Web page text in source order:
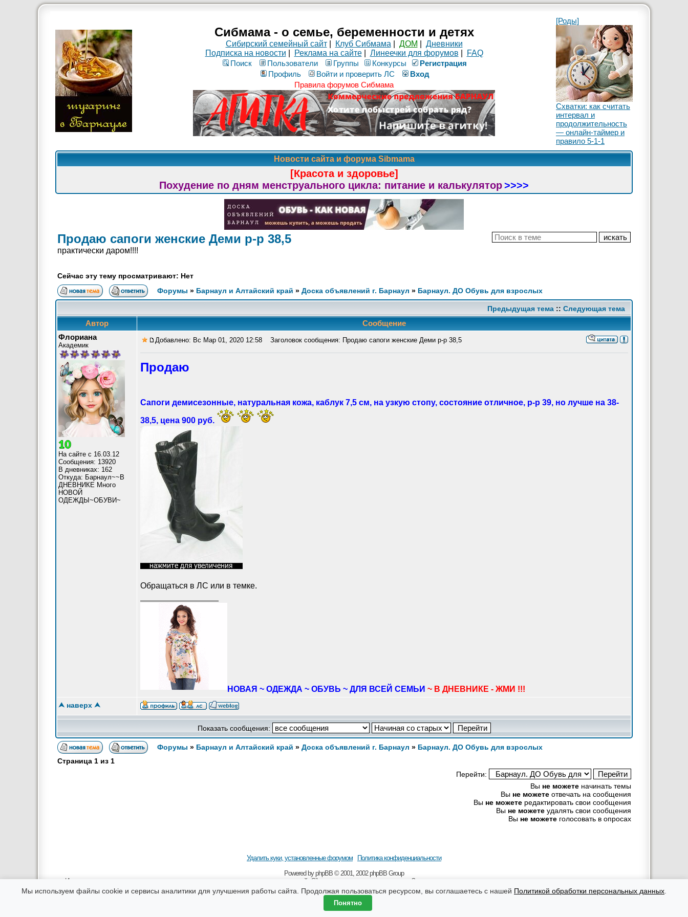
Сибмама - о семье, беременности и детях
Сибирский семейный сайт| Клуб Сибмама ДОМ
Дневники
Подписка на новости
Реклама на сайте| Линеечки для форумов
FAQ
Поиск
Пользователи Группы Конкурсы
Рeгиcтpaция
Профиль
Войти и проверить ЛС
Вход
Правила форумов Сибмама
[Роды]
Схватки: как считать
интервал и
продолжительность
— онлайн-таймер и
правило 5-1-1
Новости сайта и форума Sibmama
[Красота и здоровье]
Похудение по дням менструального цикла: питание и калькулятор>>>>
Продаю сапоги женские Деми р-р 38,5
практически даром!!!!
Сейчас эту тему просматривают: Нет
Форумы » Барнаул и Алтайский край » Доска объявлений г. Барнаул » Барнаул. ДО Обувь для взрослых
Предыдущая тема :: Следующая тема
Автор
Сообщение
Флориана
Академик
На сайте с 16.03.12
Сообщения: 13920
В дневниках: 162
Откуда: Барнаул~~В
ДНЕВНИКЕ Много
НОВОЙ
ОДЕЖДЫ~ОБУВИ~
Добавлено: Вс Мар 01, 2020 12:58 Заголовок сообщения: Продаю сапоги женские Деми р-р 38,5
Продаю
Сапоги демисезонные, натуральная кожа, каблук 7,5 см, на узкую стопу, состояние отличное, р-р 39, но лучше на 38-
38,5, цена 900 руб.
Обращаться в ЛС или в темке.
НОВАЯ ~ ОДЕЖДА ~ ОБУВЬ ~ ДЛЯ ВСЕЙ СЕМЬИ ~ В ДНЕВНИКЕ - ЖМИ !!!
⮝ наверх ⮝
Показать сообщения:
Форумы » Барнаул и Алтайский край » Доска объявлений г. Барнаул » Барнаул. ДО Обувь для взрослых
Страница 1 из 1
Перейти:
Вы не можете начинать темы
Вы не можете отвечать на сообщения
Вы не можете редактировать свои сообщения
Вы не можете удалять свои сообщения
Вы не можете голосовать в опросах
Удалить куки, установленные форумом
Политика конфиденциальности
Powered byрhрВВ © 2001, 2002 рhрВВ Grоuр
Использование материалов возможно только в интернете при наличии гиперссылки на сайт Sibmama.ru и с указанием авторства. За содержание рекламных материалов ответственность несут рекламодатели.
Администрация не несет ответственности за сообщения, оставляемые посетителями сайта. Помните, что по вопросам, касающимся здоровья, необходимо консультироваться с врачом.
Мы используем файлы cookie и сервисы аналитики для улучшения работы сайта. Продолжая пользоваться ресурсом, вы соглашаетесь с нашей Политикой обработки персональных данных
Понятно